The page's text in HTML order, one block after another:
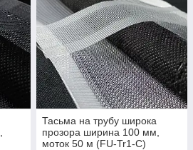
Тасьма на трубу широка
прозора ширина 100 мм,
моток 50 м (FU-Tr1-С)